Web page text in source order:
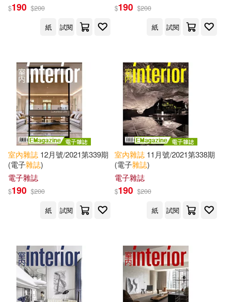
$190 $200
紙
試閱
$190 $200
紙
試閱
室內雜誌 12月號/2021第339期
(電子雜誌)
電子雜誌
$190 $200
紙
試閱
室內雜誌 11月號/2021第338期
(電子雜誌)
電子雜誌
$190 $200
紙
試閱